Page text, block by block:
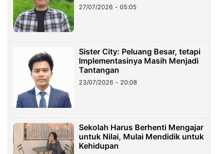
27/07/2026 - 05:05
Sister City: Peluang Besar, tetapi
Implementasinya Masih Menjadi
Tantangan
23/07/2026 - 20:08
Sekolah Harus Berhenti Mengajar
untuk Nilai, Mulai Mendidik untuk
Kehidupan